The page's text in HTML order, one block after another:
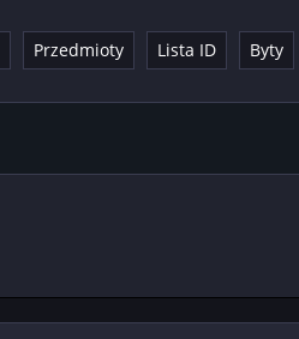
Przedmioty Lista ID Byty